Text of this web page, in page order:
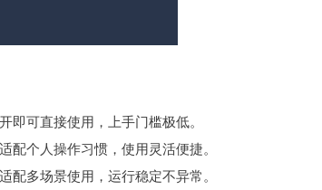
即可直接使用，上手门槛极低。
配个人操作习惯，使用灵活便捷。
配多场景使用，运行稳定不异常。